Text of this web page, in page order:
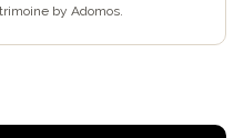
by Adomos.